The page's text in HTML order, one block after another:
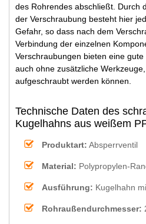
des Rohrendes abschließt. Durch
der Verschraubung besteht hier
Gefahr, so dass nach dem
Verbindung der einzelnen
Verschraubungen bieten eine
auch ohne zusätzliche
aufgeschraubt werden können.
Technische Daten des
Kugelhahns aus weißem
Produktart: Absperrventil
Material: Polypropylen-
Ausführung: Kugelhahn
Rohraußendurchmesser: